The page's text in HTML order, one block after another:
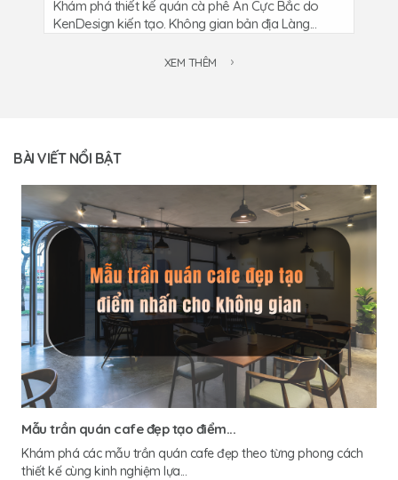
Khám phá thiết kế quán cà phê An Cực Bắc do
KenDesign kiến tạo. Không gian bản địa Làng...
XEM THÊM
BÀI VIẾT NỔI BẬT
Mẫu trần quán cafe đẹp tạo điểm...
Khám phá các mẫu trần quán cafe đẹp theo từng phong cách
thiết kế cùng kinh nghiệm lựa...